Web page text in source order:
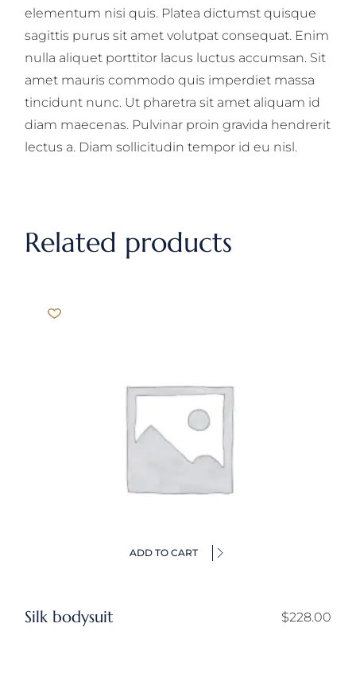
elementum nisi quis. Platea dictumst quisque
sagittis purus sit amet volutpat consequat. Enim
nulla aliquet porttitor lacus luctus accumsan. Sit
amet mauris commodo quis imperdiet massa
tincidunt nunc. Ut pharetra sit amet aliquam id
diam maecenas. Pulvinar proin gravida hendrerit
lectus a. Diam sollicitudin tempor id eu nisl.
Related products
ADD TO CART
Silk bodysuit $228.00